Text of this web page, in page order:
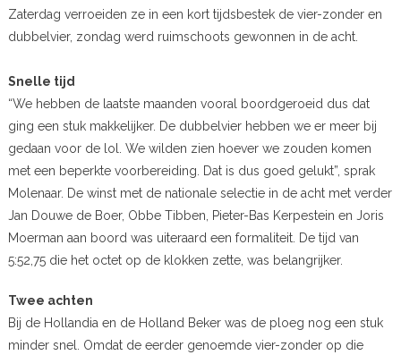
Zaterdag verroeiden ze in een kort tijdsbestek de vier-zonder en
dubbelvier, zondag werd ruimschoots gewonnen in de acht.
Snelle tijd
“We hebben de laatste maanden vooral boordgeroeid dus dat
ging een stuk makkelijker. De dubbelvier hebben we er meer bij
gedaan voor de lol. We wilden zien hoever we zouden komen
met een beperkte voorbereiding. Dat is dus goed gelukt”, sprak
Molenaar. De winst met de nationale selectie in de acht met verder
Jan Douwe de Boer, Obbe Tibben, Pieter-Bas Kerpestein en Joris
Moerman aan boord was uiteraard een formaliteit. De tijd van
5:52,75 die het octet op de klokken zette, was belangrijker.
Twee achten
Bij de Hollandia en de Holland Beker was de ploeg nog een stuk
minder snel. Omdat de eerder genoemde vier-zonder op die